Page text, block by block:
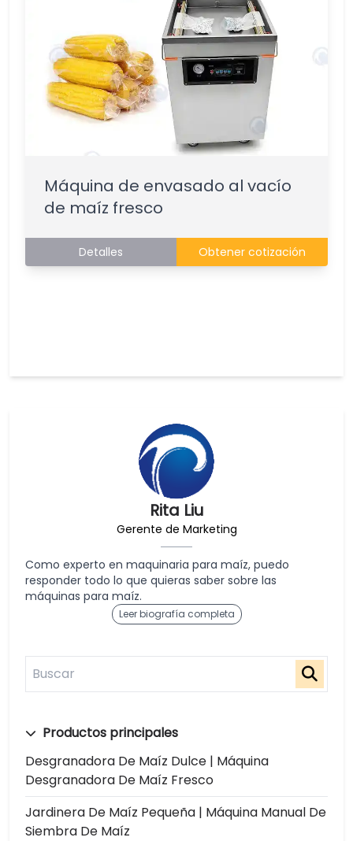
Rita Liu
Gerente de Marketing
Como experto en maquinaria para maíz, puedo
responder todo lo que quieras saber sobre las
máquinas para maíz.
Leer biografía completa
Productos principales
Desgranadora De Maíz Dulce | Máquina
Desgranadora De Maíz Fresco
Jardinera De Maíz Pequeña | Máquina Manual De
Siembra De Maíz
Máquina de envasado al vacío
de maíz fresco
Detalles Obtener cotización